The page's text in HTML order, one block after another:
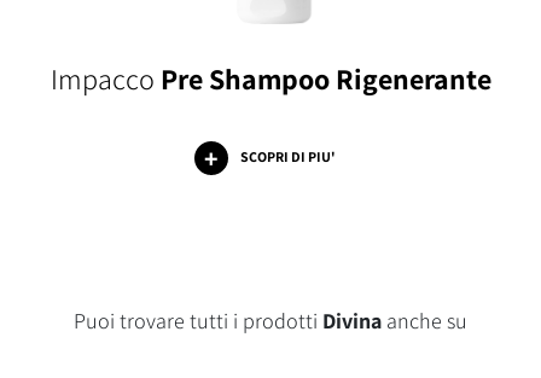
Impacco Pre Shampoo Rigenerante
SCOPRI DI PIU'
Puoi trovare tutti i prodotti Divina anche su